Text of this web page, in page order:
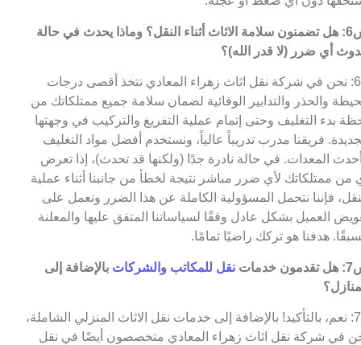
س6: هل تضمنون سلامة الاثاث أثناء النقل؟ وماذا يحدث في حالة
أي ضرر (لا قدر الله)؟
ج6: نحن في شركة نقل اثاث زهراء المعادي نتخذ أقصى درجات
والحذر والتدابير الوقائية لضمان سلامة جميع ممتلكاتك من
بدء التغليف وحتى إتمام عملية التفريغ والتركيب في وجهتها
فريقنا مدرب تدريباً عالياً، ونستخدم أفضل مواد التغليف
المعدات. في حالة نادرة جدًا (ولكنها قد تحدث)، إذا تعرض
من ممتلكاتك لأي ضرر مباشر نتيجة لخطأ من جانبنا أثناء عملية
فإننا نتحمل المسؤولية الكاملة عن هذا الضرر ونعمل على
العميل بشكل عادل وفقًا لسياساتنا المتفق عليها والمعلنة
هدفنا هو تركك راضيًا تمامًا.
خدمات نقل للمكاتب والشركات بالإضافة إلى
ج7: نعم، بالتأكيد! بالإضافة إلى خدمات نقل الاثاث المنزلي الشاملة،
في شركة نقل اثاث زهراء المعادي متخصصون أيضًا في نقل